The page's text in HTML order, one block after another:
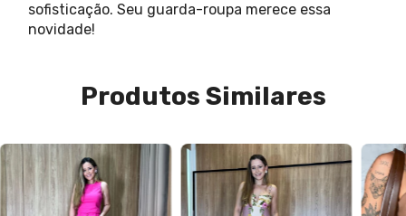
sofisticação. Seu guarda-roupa merece essa
novidade!
Produtos Similares